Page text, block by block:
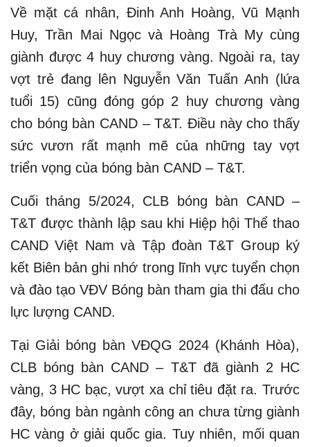
Về mặt cá nhân, Đinh Anh Hoàng, Vũ Mạnh
Huy, Trần Mai Ngọc và Hoàng Trà My cùng
giành được 4 huy chương vàng. Ngoài ra, tay
vợt trẻ đang lên Nguyễn Văn Tuấn Anh (lứa
tuổi 15) cũng đóng góp 2 huy chương vàng
cho bóng bàn CAND – T&T. Điều này cho thấy
sức vươn rất mạnh mẽ của những tay vợt
triển vọng của bóng bàn CAND – T&T.
Cuối tháng 5/2024, CLB bóng bàn CAND –
T&T được thành lập sau khi Hiệp hội Thể thao
CAND Việt Nam và Tập đoàn T&T Group ký
kết Biên bản ghi nhớ trong lĩnh vực tuyển chọn
và đào tạo VĐV Bóng bàn tham gia thi đấu cho
lực lượng CAND.
Tại Giải bóng bàn VĐQG 2024 (Khánh Hòa),
CLB bóng bàn CAND – T&T đã giành 2 HC
vàng, 3 HC bạc, vượt xa chỉ tiêu đặt ra. Trước
đây, bóng bàn ngành công an chưa từng giành
HC vàng ở giải quốc gia. Tuy nhiên, mối quan